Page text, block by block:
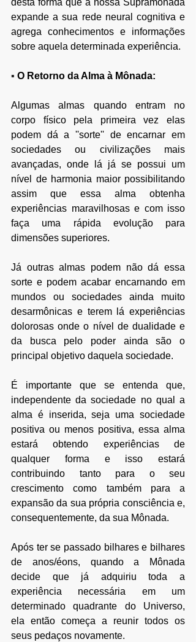
desta forma que a nossa Supramônada
expande a sua rede neural cognitiva e
agrega conhecimentos e informações
sobre aquela determinada experiência.
▪ O Retorno da Alma à Mônada:
Algumas almas quando entram no
corpo físico pela primeira vez elas
podem dá a ''sorte'' de encarnar em
sociedades ou civilizações mais
avançadas, onde lá já se possui um
nível de harmonia maior possibilitando
assim que essa alma obtenha
experiências maravilhosas e com isso
faça uma rápida evolução para
dimensões superiores.
Já outras almas podem não dá essa
sorte e podem acabar encarnando em
mundos ou sociedades ainda muito
desarmônicas e terem lá experiências
dolorosas onde o nível de dualidade e
da busca pelo poder ainda são o
principal objetivo daquela sociedade.
É importante que se entenda que,
independente da sociedade no qual a
alma é inserida, seja uma sociedade
positiva ou menos positiva, essa alma
estará obtendo experiências de
qualquer forma e isso estará
contribuindo tanto para o seu
crescimento como também para a
expansão da sua própria consciência e,
consequentemente, da sua Mônada.
Após ter se passado bilhares e bilhares
de anos/éons, quando a Mônada
decide que já adquiriu toda a
experiência necessária em um
determinado quadrante do Universo,
ela então começa a reunir todos os
seus pedaços novamente.